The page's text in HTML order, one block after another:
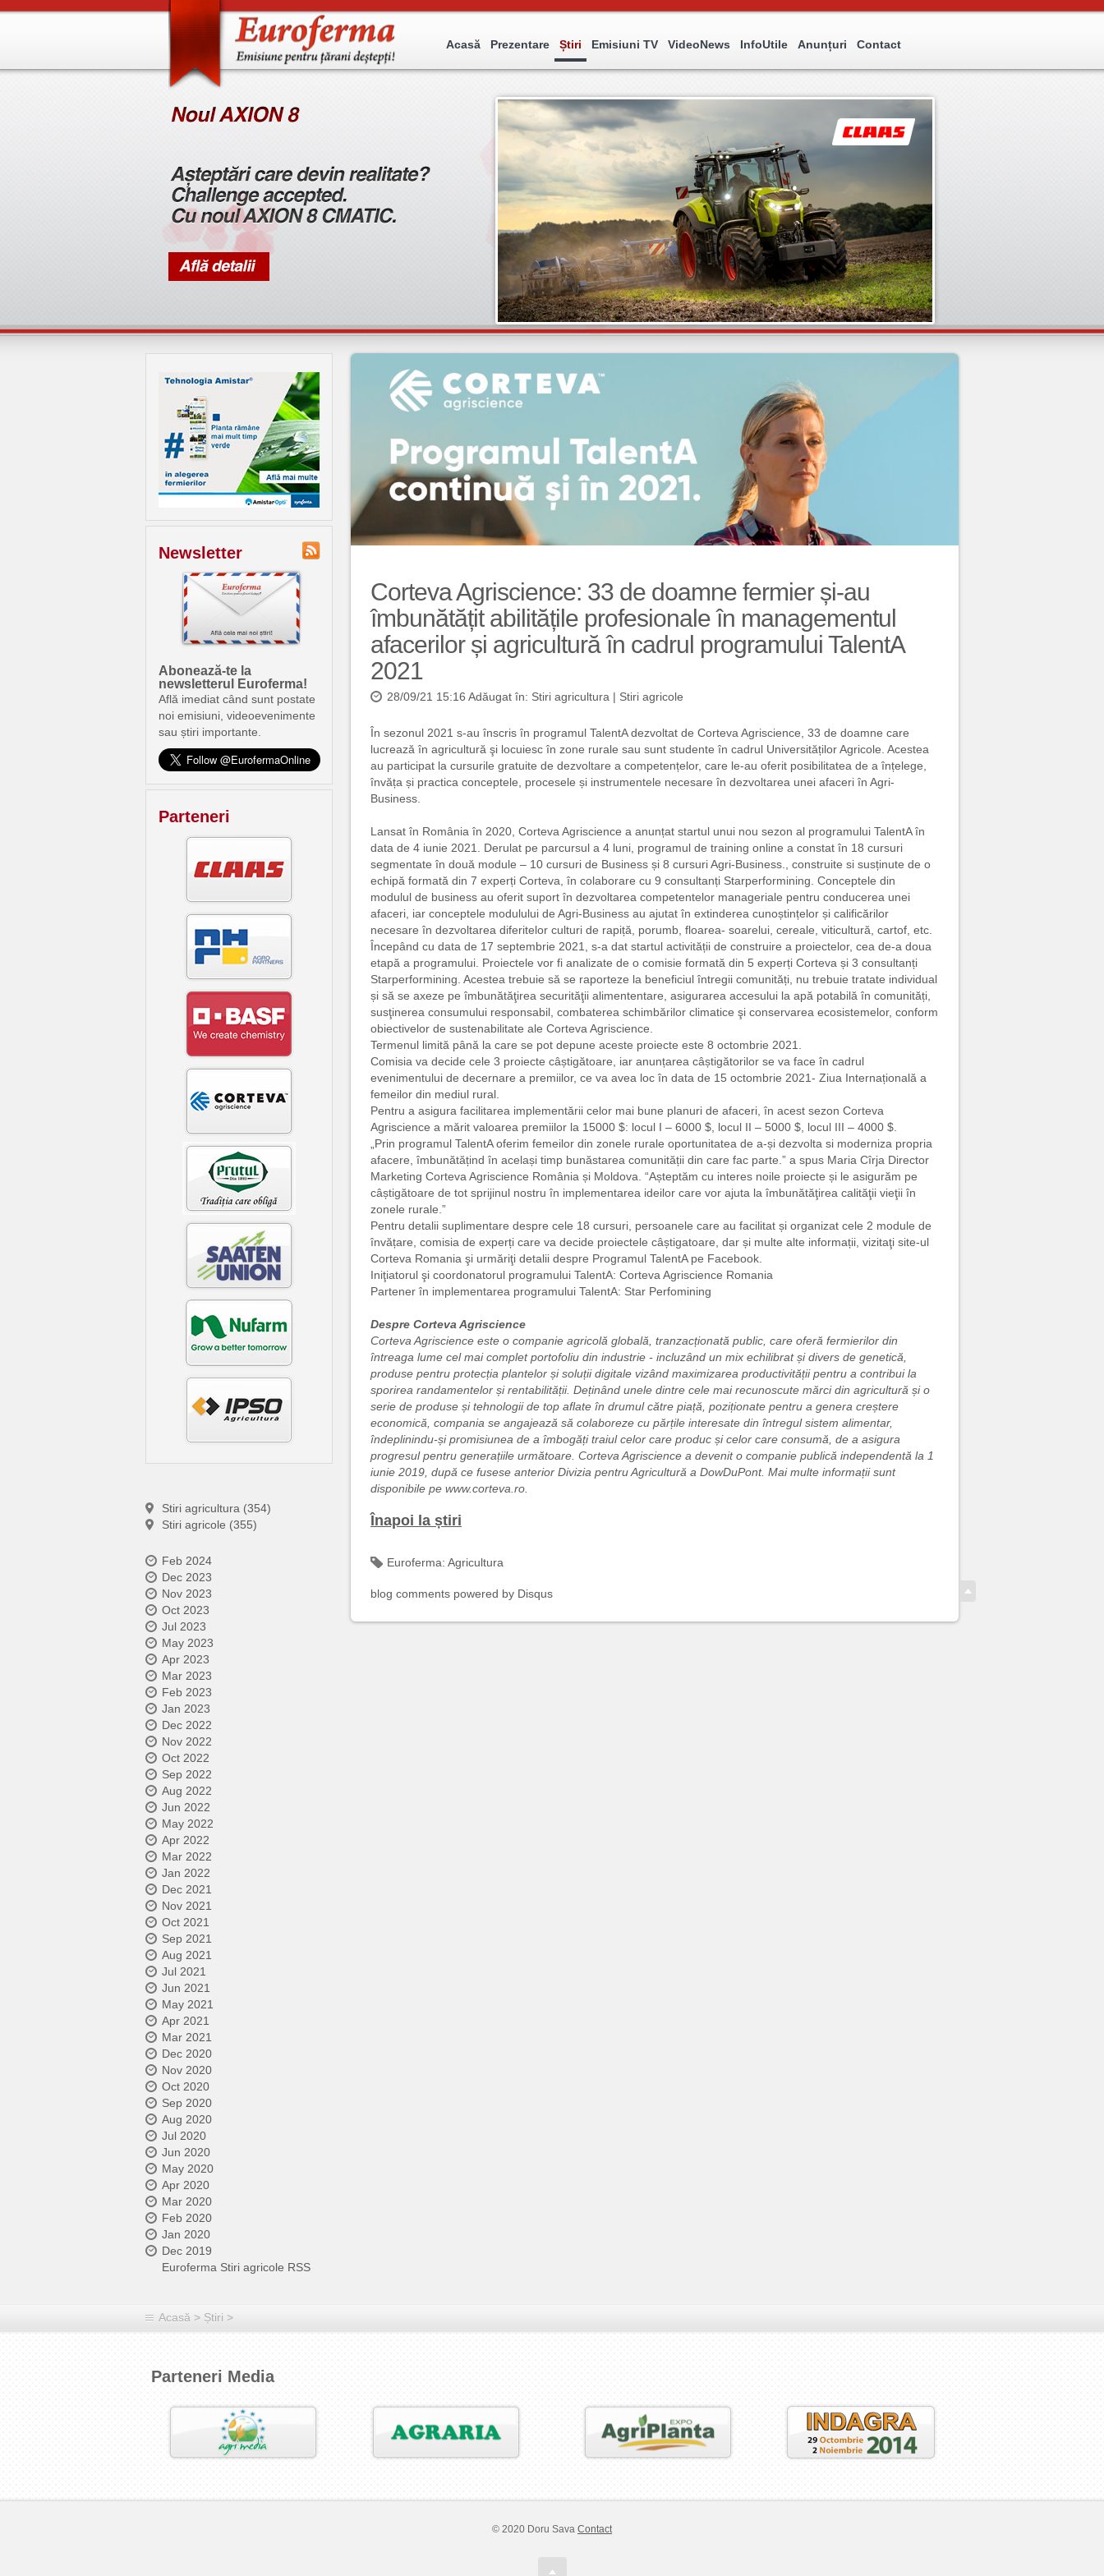
Acasă Prezentare Știri Emisiuni TV VideoNews InfoUtile Anunțuri Contact
Newsletter
Abonează-te la
newsletterul Euroferma!
Află imediat când sunt postate
noi emisiuni, videoevenimente
sau știri importante.
Parteneri
Stiri agricultura (354)
Stiri agricole (355)
Feb 2024
Dec 2023
Nov 2023
Oct 2023
Jul 2023
May 2023
Apr 2023
Mar 2023
Feb 2023
Jan 2023
Dec 2022
Nov 2022
Oct 2022
Sep 2022
Aug 2022
Jun 2022
May 2022
Apr 2022
Mar 2022
Jan 2022
Dec 2021
Nov 2021
Oct 2021
Sep 2021
Aug 2021
Jul 2021
Jun 2021
May 2021
Apr 2021
Mar 2021
Dec 2020
Nov 2020
Oct 2020
Sep 2020
Aug 2020
Jul 2020
Jun 2020
May 2020
Apr 2020
Mar 2020
Feb 2020
Jan 2020
Dec 2019
Euroferma Stiri agricole RSS
Corteva Agriscience: 33 de doamne fermier și-au
îmbunătățit abilitățile profesionale în managementul
afacerilor și agricultură în cadrul programului TalentA
2021
28/09/21 15:16 Adăugat în: Stiri agricultura | Stiri agricole
În sezonul 2021 s-au înscris în programul TalentA dezvoltat de Corteva Agriscience, 33 de doamne care
lucrează în agricultură şi locuiesc în zone rurale sau sunt studente în cadrul Universităților Agricole. Acestea
au participat la cursurile gratuite de dezvoltare a competențelor, care le-au oferit posibilitatea de a înțelege,
învăța și practica conceptele, procesele și instrumentele necesare în dezvoltarea unei afaceri în Agri-
Business.
Lansat în România în 2020, Corteva Agriscience a anunțat startul unui nou sezon al programului TalentA în
data de 4 iunie 2021. Derulat pe parcursul a 4 luni, programul de training online a constat în 18 cursuri
segmentate în două module – 10 cursuri de Business și 8 cursuri Agri-Business., construite si susținute de o
echipă formată din 7 experți Corteva, în colaborare cu 9 consultanți Starperformining. Conceptele din
modulul de business au oferit suport în dezvoltarea competentelor manageriale pentru conducerea unei
afaceri, iar conceptele modulului de Agri-Business au ajutat în extinderea cunoștințelor și calificărilor
necesare în dezvoltarea diferitelor culturi de rapiță, porumb, floarea- soarelui, cereale, viticultură, cartof, etc.
Începând cu data de 17 septembrie 2021, s-a dat startul activității de construire a proiectelor, cea de-a doua
etapă a programului. Proiectele vor fi analizate de o comisie formată din 5 experți Corteva și 3 consultanți
Starperformining. Acestea trebuie să se raporteze la beneficiul întregii comunități, nu trebuie tratate individual
și să se axeze pe îmbunătăţirea securităţii alimententare, asigurarea accesului la apă potabilă în comunități,
susţinerea consumului responsabil, combaterea schimbărilor climatice şi conservarea ecosistemelor, conform
obiectivelor de sustenabilitate ale Corteva Agriscience.
Termenul limită până la care se pot depune aceste proiecte este 8 octombrie 2021.
Comisia va decide cele 3 proiecte câștigătoare, iar anunțarea câștigătorilor se va face în cadrul
evenimentului de decernare a premiilor, ce va avea loc în data de 15 octombrie 2021- Ziua Internațională a
femeilor din mediul rural.
Pentru a asigura facilitarea implementării celor mai bune planuri de afaceri, în acest sezon Corteva
Agriscience a mărit valoarea premiilor la 15000 $: locul I – 6000 $, locul II – 5000 $, locul III – 4000 $.
„Prin programul TalentA oferim femeilor din zonele rurale oportunitatea de a-și dezvolta si moderniza propria
afacere, îmbunătățind în același timp bunăstarea comunității din care fac parte.” a spus Maria Cîrja Director
Marketing Corteva Agriscience România și Moldova. “Așteptăm cu interes noile proiecte și le asigurăm pe
câștigătoare de tot sprijinul nostru în implementarea ideilor care vor ajuta la îmbunătăţirea calităţii vieţii în
zonele rurale.”
Pentru detalii suplimentare despre cele 18 cursuri, persoanele care au facilitat și organizat cele 2 module de
învățare, comisia de experți care va decide proiectele câștigatoare, dar și multe alte informații, vizitaţi site-ul
Corteva Romania şi urmăriţi detalii despre Programul TalentA pe Facebook.
Iniţiatorul şi coordonatorul programului TalentA: Corteva Agriscience Romania
Partener în implementarea programului TalentA: Star Perfomining
Despre Corteva Agriscience
Corteva Agriscience este o companie agricolă globală, tranzacționată public, care oferă fermierilor din
întreaga lume cel mai complet portofoliu din industrie - incluzând un mix echilibrat și divers de genetică,
produse pentru protecția plantelor și soluții digitale vizând maximizarea productivității pentru a contribui la
sporirea randamentelor și rentabilității. Deținând unele dintre cele mai recunoscute mărci din agricultură și o
serie de produse și tehnologii de top aflate în drumul către piață, poziționate pentru a genera creștere
economică, compania se angajează să colaboreze cu părțile interesate din întregul sistem alimentar,
îndeplinindu-și promisiunea de a îmbogăți traiul celor care produc și celor care consumă, de a asigura
progresul pentru generațiile următoare. Corteva Agriscience a devenit o companie publică independentă la 1
iunie 2019, după ce fusese anterior Divizia pentru Agricultură a DowDuPont. Mai multe informații sunt
disponibile pe www.corteva.ro.
Înapoi la știri
Euroferma: Agricultura
blog comments powered by Disqus
Acasă > Știri >
Parteneri Media
© 2020 Doru Sava Contact